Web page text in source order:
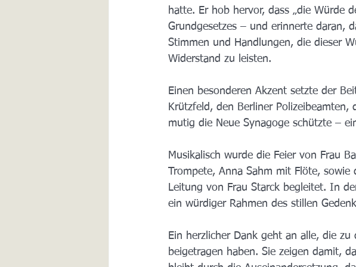
hatte. Er hob hervor, dass „die Würde
Grundgesetzes – und erinnerte daran,
Stimmen und Handlungen, die dieser
Widerstand zu leisten.
Einen besonderen Akzent setzte der
Krützfeld, den Berliner
mutig die Neue Synagoge schützte –
Musikalisch wurde die Feier von Frau
Trompete, Anna Sahm mit Flöte,
Leitung von Frau Starck begleitet. In
ein würdiger Rahmen des stillen
Ein herzlicher Dank geht an alle, die
beigetragen haben. Sie zeigen damit,